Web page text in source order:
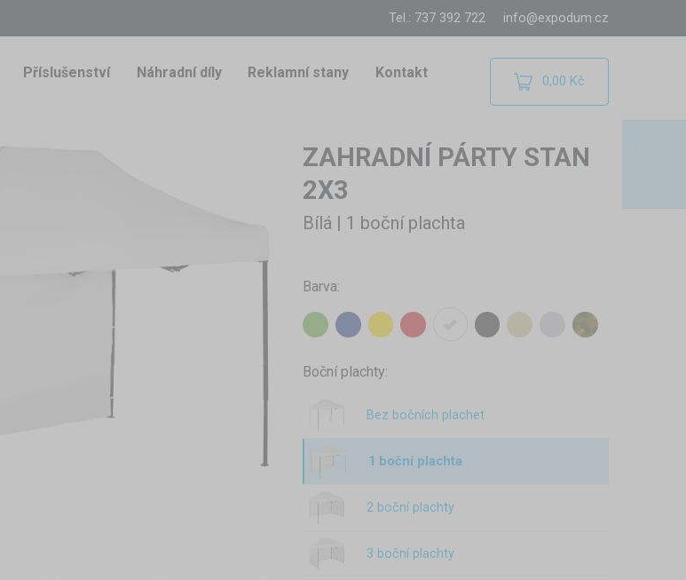
Tel.: 737 392 722 info@expodum.cz
Příslušenství Náhradní díly Reklamní stany Kontakt 0,00 Kč
ZAHRADNÍ PÁRTY STAN
2X3
Bílá | 1 boční plachta
Barva:
Boční plachty:
Bez bočních plachet
1 boční plachta
2 boční plachty
3 boční plachty